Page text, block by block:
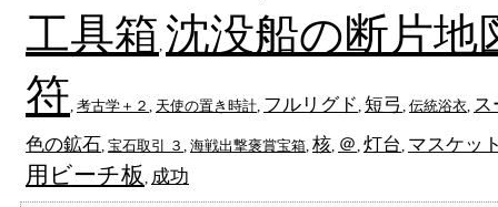
工具箱沈没船の断片地
符 考古学＋２ 天使の置き時計 フルリグド 短弓 伝統浴衣
色の鉱石 宝石取引 ３ 海戦出撃褒賞宝箱 核 ＠ 灯台 マスケッ
用ビーチ板 成功